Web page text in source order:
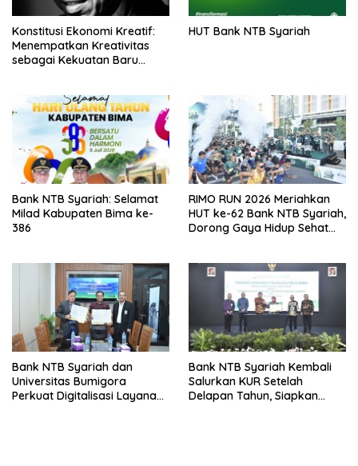
Konstitusi Ekonomi Kreatif:
Menempatkan Kreativitas
sebagai Kekuatan Baru
HUT Bank NTB Syariah
Bank NTB Syariah: Selamat
Milad Kabupaten Bima ke-
386
RIMO RUN 2026 Meriahkan
HUT ke-62 Bank NTB Syariah,
Dorong Gaya Hidup Sehat
Bank NTB Syariah dan
Universitas Bumigora
Perkuat Digitalisasi Layanan
Bank NTB Syariah Kembali
Salurkan KUR Setelah
Delapan Tahun, Siapkan